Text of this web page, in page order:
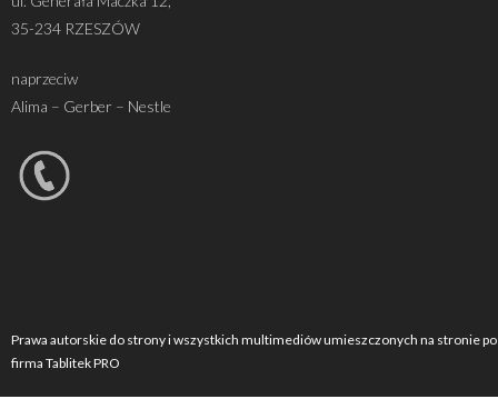
35-234 RZESZÓW
naprzeciw
Alima – Gerber – Nestle
Prawa autorskie do strony i wszystkich multimediów umieszczonych na stronie
firma Tablitek PRO